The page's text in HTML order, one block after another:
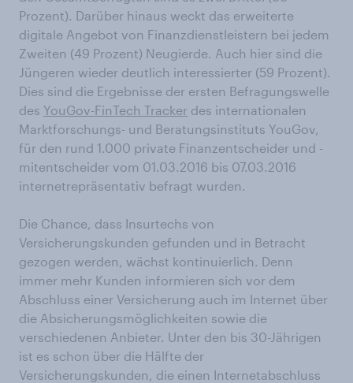
Prozent). Darüber hinaus weckt das erweiterte
digitale Angebot von Finanzdienstleistern bei jedem
Zweiten (49 Prozent) Neugierde. Auch hier sind die
Jüngeren wieder deutlich interessierter (59 Prozent).
Dies sind die Ergebnisse der ersten Befragungswelle
des YouGov-FinTech Tracker des internationalen
Marktforschungs- und Beratungsinstituts YouGov,
für den rund 1.000 private Finanzentscheider und -
mitentscheider vom 01.03.2016 bis 07.03.2016
internetrepräsentativ befragt wurden.
Die Chance, dass Insurtechs von
Versicherungskunden gefunden und in Betracht
gezogen werden, wächst kontinuierlich. Denn
immer mehr Kunden informieren sich vor dem
Abschluss einer Versicherung auch im Internet über
die Absicherungsmöglichkeiten sowie die
verschiedenen Anbieter. Unter den bis 30-Jährigen
ist es schon über die Hälfte der
Versicherungskunden, die einen Internetabschluss